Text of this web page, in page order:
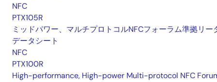
NFC
PTX105R
ミッドパワー、マルチプロトコルNFCフォーラム準拠リー
データシート
NFC
PTX100R
High-performance, High-power Multi-protocol NFC